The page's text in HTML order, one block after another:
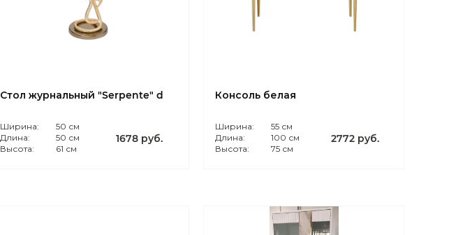
Стол журнальный "Serpente" d
Ширина:
50 см
Длина:
50 см
Высота:
61 см
1678 руб.
Консоль белая
Ширина:
55 см
Длина:
100 см
Высота:
75 см
2772 руб.